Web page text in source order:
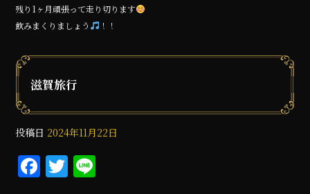
残り1ヶ月頑張って走り切ります
飲みまくりましょう
！！
滋賀旅行
投稿日 2024年11月22日
F T